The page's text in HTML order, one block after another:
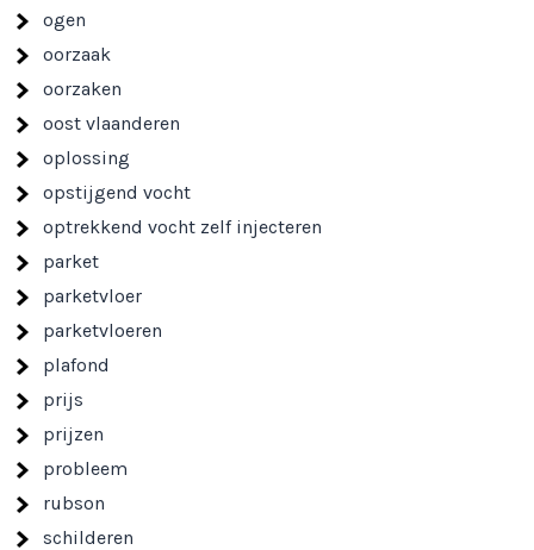
ogen
oorzaak
oorzaken
oost vlaanderen
oplossing
opstijgend vocht
optrekkend vocht zelf injecteren
parket
parketvloer
parketvloeren
plafond
prijs
prijzen
probleem
rubson
schilderen